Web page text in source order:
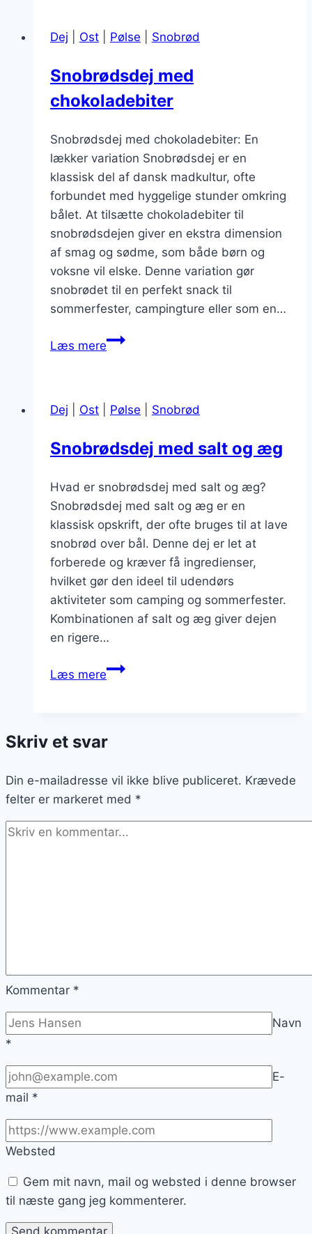
tomater
Dej Ost Pølse Snobrød
Snobrødsdej med
chokoladebiter
Snobrødsdej med chokoladebiter: En
lækker variation Snobrødsdej er en
klassisk del af dansk madkultur, ofte
forbundet med hyggelige stunder omkring
bålet. At tilsætte chokoladebiter til
snobrødsdejen giver en ekstra dimension
af smag og sødme, som både børn og
voksne vil elske. Denne variation gør
snobrødet til en perfekt snack til
sommerfester, campingture eller som en…
Læs mereSnobrødsdej
Dej Ost Pølse Snobrød
Snobrødsdej med salt og æg
Hvad er snobrødsdej med salt og æg?
Snobrødsdej med salt og æg er en
klassisk opskrift, der ofte bruges til at lave
snobrød over bål. Denne dej er let at
forberede og kræver få ingredienser,
hvilket gør den ideel til udendørs
aktiviteter som camping og sommerfester.
Kombinationen af salt og æg giver dejen
en rigere…
Læs mereSnobrødsdej
æg
Skriv et svar
Din e-mailadresse vil ikke blive publiceret. Krævede
felter er markeret med *
Kommentar *
Navn
*
E-
mail *
Websted
Gem mit navn, mail og websted i denne browser
til næste gang jeg kommenterer.